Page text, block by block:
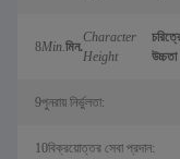
8Min.মিন.
Character
Height
উচ্চতা
9পুনরায় নির্ভুলতা:
10বিক্রয়োত্তর সেবা প্রদান: